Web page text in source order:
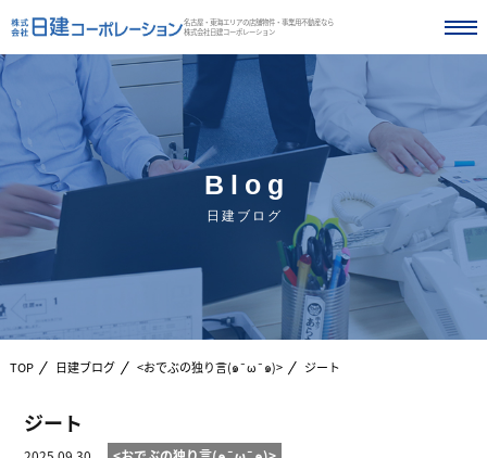
名古屋・東海エリアの店舗物件・事業用不動産なら
株式会社日建コーポレーション
Blog
日建ブログ
TOP 日建ブログ <おでぶの独り言(๑¯ω¯๑)> ジート
ジート